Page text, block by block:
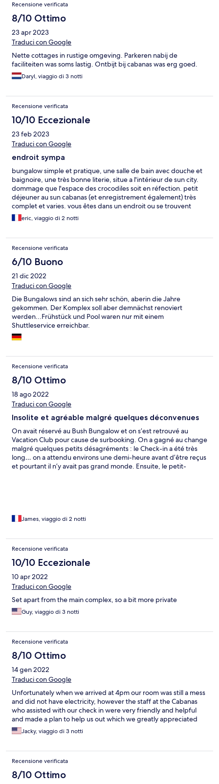
Recensione verificata
8/10 Ottimo
23 apr 2023
Traduci con Google
Nette cottages in rustige omgeving. Parkeren nabij de
faciliteiten was soms lastig. Ontbijt bij cabanas was erg goed.
Daryl, viaggio di 3 notti
Recensione verificata
10/10 Eccezionale
23 feb 2023
Traduci con Google
endroit sympa
bungalow simple et pratique, une salle de bain avec douche et
baignoire, une très bonne literie, situe a l'intérieur de sun city.
dommage que l'espace des crocodiles soit en réfection. petit
déjeuner au sun cabanas (et enregistrement également) très
complet et varies. vous êtes dans un endroit ou se trouvent
restaurants, hôtels, attractions pour grands et petits, navettes
gratuites pour se déplacer a l'intérieur de cette petite ville aux
eric, viaggio di 2 notti
Recensione verificata
6/10 Buono
21 dic 2022
Traduci con Google
Die Bungalows sind an sich sehr schön, aberin die Jahre
gekommen. Der Komplex soll aber demnächst renoviert
werden...Frühstück und Pool waren nur mit einem
Shuttleservice erreichbar.
Recensione verificata
8/10 Ottimo
18 ago 2022
Traduci con Google
Insolite et agréable malgré quelques déconvenues
On avait réservé au Bush Bungalow et on s’est retrouvé au
Vacation Club pour cause de surbooking. On a gagné au change
malgré quelques petits désagréments : le Check-in a été très
long… on a attendu environs une demi-heure avant d’être reçus
et pourtant il n’y avait pas grand monde. Ensuite, le petit-
James, viaggio di 2 notti
Recensione verificata
10/10 Eccezionale
10 apr 2022
Traduci con Google
Set apart from the main complex, so a bit more private
Guy, viaggio di 3 notti
Recensione verificata
8/10 Ottimo
14 gen 2022
Traduci con Google
Unfortunately when we arrived at 4pm our room was still a mess
and did not have electricity, however the staff at the Cabanas
who assisted with our check in were very friendly and helpful
and made a plan to help us out which we greatly appreciated
Jacky, viaggio di 3 notti
Recensione verificata
8/10 Ottimo